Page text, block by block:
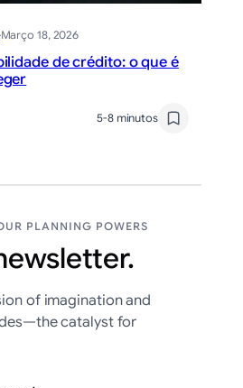
Março 18, 2026
de crédito: o que é
5-8 minutos
PLANNING POWERS
of imagination and
catalyst for